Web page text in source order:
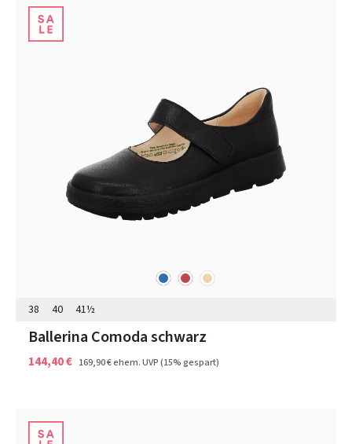
blau rot beige
38 40 41½
Ballerina Comoda schwarz
144,40 € 169,90 €ehem. UVP(15% gespart)